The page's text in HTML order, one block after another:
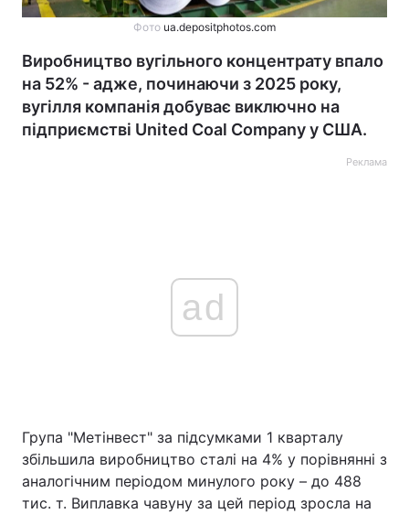
Фото ua.depositphotos.com
Виробництво вугільного концентрату впало
на 52% - адже, починаючи з 2025 року,
вугілля компанія добуває виключно на
підприємстві United Coal Company у США.
Реклама
ad
Група "Метінвест" за підсумками 1 кварталу
збільшила виробництво сталі на 4% у порівнянні з
аналогічним періодом минулого року – до 488
тис. т. Виплавка чавуну за цей період зросла на